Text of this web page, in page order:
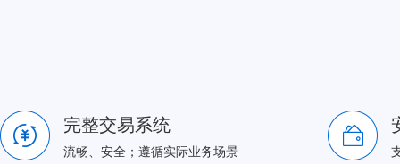
完整交易系统
流畅、安全；遵循实际业务场景